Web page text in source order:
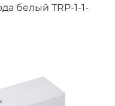
белый TRP-1-1-